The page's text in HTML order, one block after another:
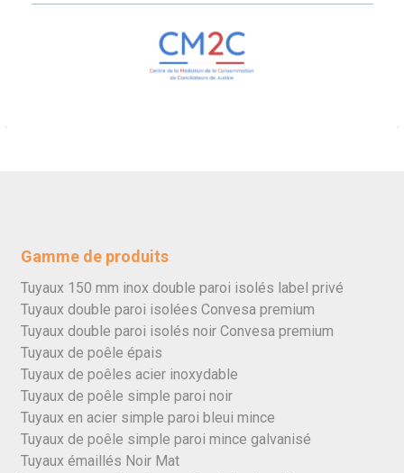
Gamme de produits
Tuyaux 150 mm inox double paroi isolés label privé
Tuyaux double paroi isolées Convesa premium
Tuyaux double paroi isolés noir Convesa premium
Tuyaux de poêle épais
Tuyaux de poêles acier inoxydable
Tuyaux de poêle simple paroi noir
Tuyaux en acier simple paroi bleui mince
Tuyaux de poêle simple paroi mince galvanisé
Tuyaux émaillés Noir Mat